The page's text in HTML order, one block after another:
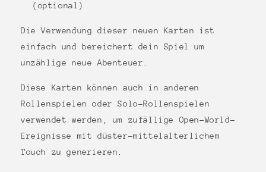
(optional)
Die Verwendung dieser neuen Karten ist
einfach und bereichert dein Spiel um
unzählige neue Abenteuer.
Diese Karten können auch in anderen
Rollenspielen oder Solo-Rollenspielen
verwendet werden, um zufällige Open-World-
Ereignisse mit düster-mittelalterlichem
Touch zu generieren.